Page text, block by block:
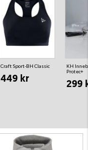
Craft Sport-BH Classic
449 kr
KH
Protec+
299